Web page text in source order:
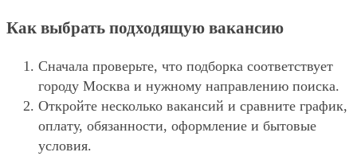
Как выбрать подходящую вакансию
Сначала проверьте, что подборка соответствует
городу Москва и нужному направлению поиска.
Откройте несколько вакансий и сравните график,
оплату, обязанности, оформление и бытовые
условия.